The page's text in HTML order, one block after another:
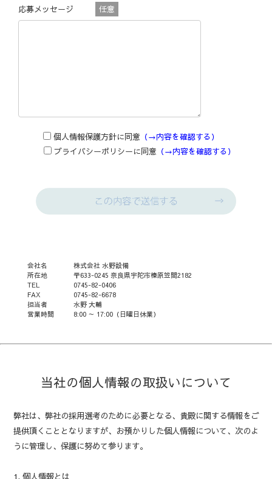
応募メッセージ 任意
個人情報保護方針に同意 （→内容を確認する）
プライバシーポリシーに同意 （→内容を確認する）
会社名
株式会社 水野設備
所在地
〒633-0245 奈良県宇陀市榛原笠間2182
TEL
0745-82-0406
FAX
0745-82-6678
担当者
水野 大輔
営業時間
8:00 ～ 17:00（日曜日休業）
当社の個人情報の取扱いについて
弊社は、弊社の採用選考のために必要となる、貴殿に関する情報をご
提供頂くこととなりますが、お預かりした個人情報について、次のよ
うに管理し、保護に努めて参ります。
1. 個人情報とは